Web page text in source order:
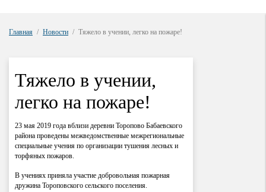
Главная Новости Тяжело в учении, легко на пожаре!
Тяжело в учении,
легко на пожаре!
23 мая 2019 года вблизи деревни Торопово Бабаевского
района проведены межведомственные межрегиональные
специальные учения по организации тушения лесных и
торфяных пожаров.
В учениях приняла участие добровольная пожарная
дружина Тороповского сельского поселения.